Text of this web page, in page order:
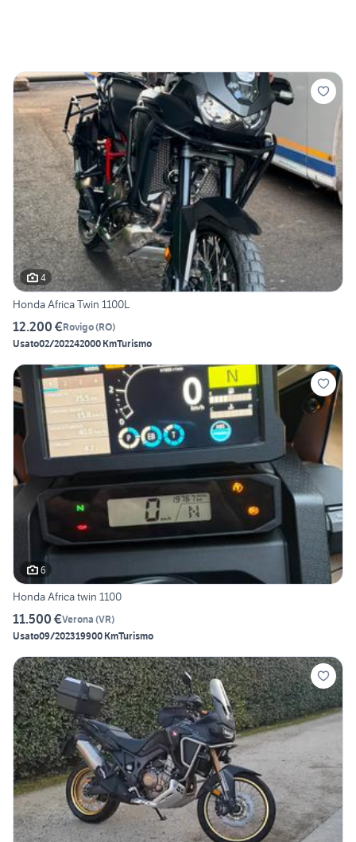
4
Honda Africa Twin 1100L
12.200 €Rovigo(RO)
Usato02/202242000 KmTurismo
6
Honda Africa twin 1100
11.500 €Verona (VR)
Usato09/202319900 KmTurismo